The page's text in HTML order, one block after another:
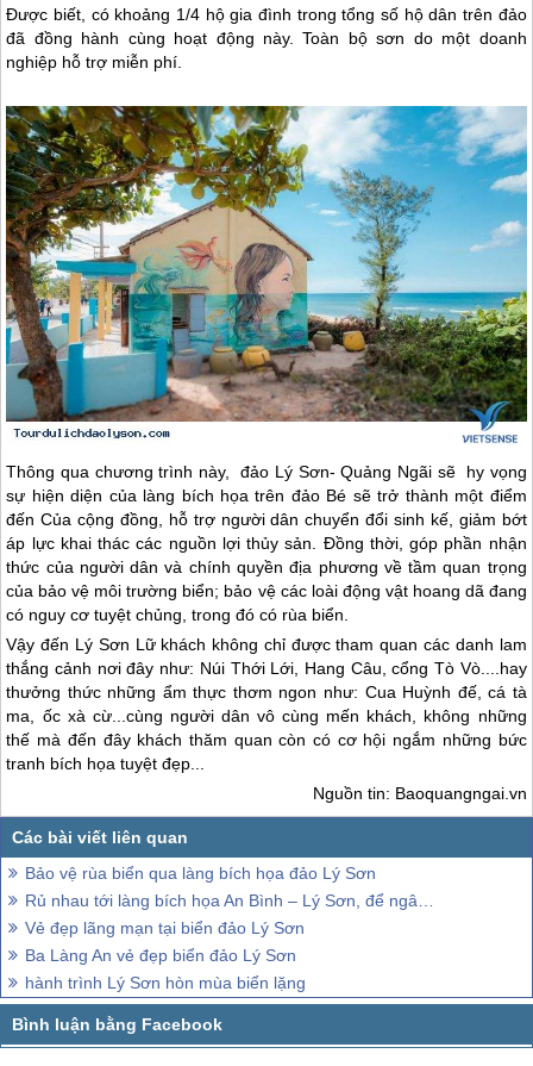
Được biết, có khoảng 1/4 hộ gia đình trong tổng số hộ dân trên đảo
đã đồng hành cùng hoạt động này. Toàn bộ sơn do một doanh
nghiệp hỗ trợ miễn phí.
Thông qua chương trình này,đảo Lý Sơn- Quảng Ngãi sẽ hy vọng
sự hiện diện của làng bích họa trên đảo Bé sẽ trở thành một điểm
đến Của cộng đồng, hỗ trợ người dân chuyển đổi sinh kế, giảm bớt
áp lực khai thác các nguồn lợi thủy sản. Đồng thời, góp phần nhận
thức của người dân và chính quyền địa phương về tầm quan trọng
của bảo vệ môi trường biển; bảo vệ các loài động vật hoang dã đang
có nguy cơ tuyệt chủng, trong đó có rùa biển.
Vậy đến Lý Sơn Lữ khách không chỉ được tham quan các danh lam
thắng cảnh nơi đây như: Núi Thới Lới, Hang Câu, cổng Tò Vò....hay
thưởng thức những ẩm thực thơm ngon như: Cua Huỳnh đế, cá tà
ma, ốc xà cừ...cùng người dân vô cùng mến khách, không những
thế mà đến đây khách thăm quan còn có cơ hội ngắm những bức
tranh bích họa tuyệt đẹp...
Nguồn tin: Baoquangngai.vn
Bảo vệ rùa biển qua làng bích họa đảo Lý Sơn
Rủ nhau tới làng bích họa An Bình – Lý Sơn, để ngâm mình cùng những bức hình kỳ quái
Vẻ đẹp lãng mạn tại biển đảo Lý Sơn
Ba Làng An vẻ đẹp biển đảo Lý Sơn
hành trình Lý Sơn hòn mùa biển lặng